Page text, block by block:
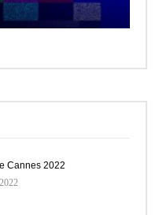
Cannes 2022